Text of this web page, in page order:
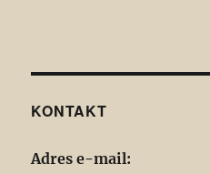
KONTAKT
Adres e-mail: